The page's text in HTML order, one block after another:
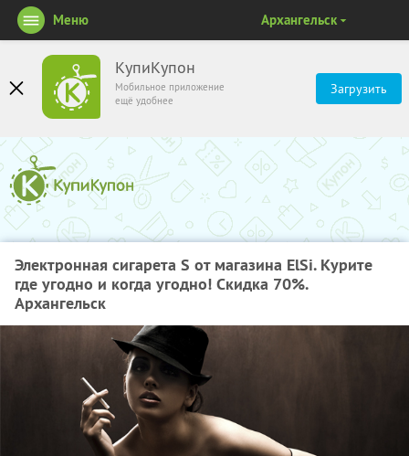
КупиКупон
Мобильное приложение
ещё удобнее
Загрузить
Меню Архангельск
Электронная сигарета S от магазина ElSi. Курите
где угодно и когда угодно! Скидка 70%.
Архангельск